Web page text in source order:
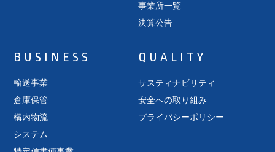
事業所一覧
決算公告
BUSINESS
輸送事業
倉庫保管
構内物流
システム
QUALITY
サスティナビリティ
安全への取り組み
プライバシーポリシー